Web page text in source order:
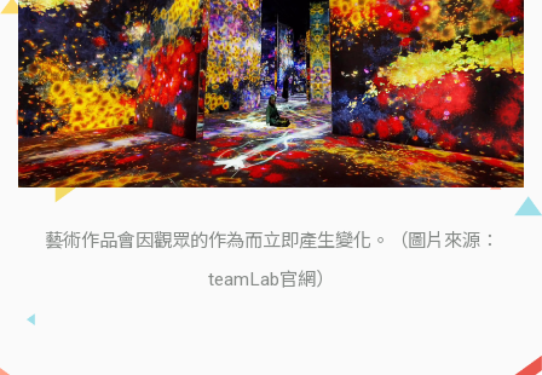
藝術作品會因觀眾的作為而立即產生變化。（圖片來源：
teamLab官網）